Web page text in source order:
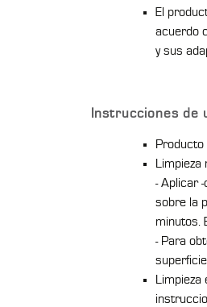
El
acuerdo
y sus
Instrucciones de
Limpieza
- Aplicar
sobre la
minutos.
- Para
Limpieza